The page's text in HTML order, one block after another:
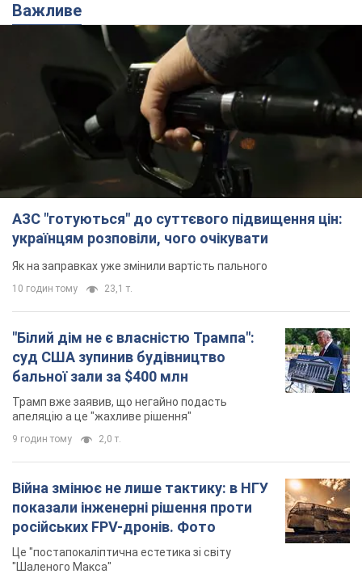
Важливе
АЗС "готуються" до суттєвого підвищення цін:
українцям розповіли, чого очікувати
Як на заправках уже змінили вартість пального
10 годин тому 23,1 т.
"Білий дім не є власністю Трампа":
суд США зупинив будівництво
бальної зали за $400 млн
Трамп вже заявив, що негайно подасть
апеляцію а це "жахливе рішення"
9 годин тому 2,0 т.
Війна змінює не лише тактику: в НГУ
показали інженерні рішення проти
російських FPV-дронів. Фото
Це "постапокаліптична естетика зі світу
"Шаленого Макса"